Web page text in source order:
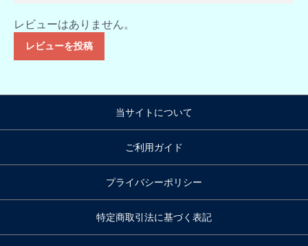
レビューはありません。
レビューを投稿
当サイトについて
ご利用ガイド
プライバシーポリシー
特定商取引法に基づく表記